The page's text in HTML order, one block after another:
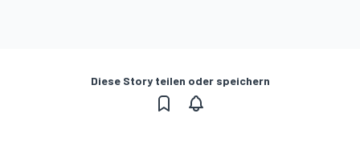
Diese Story teilen oder speichern